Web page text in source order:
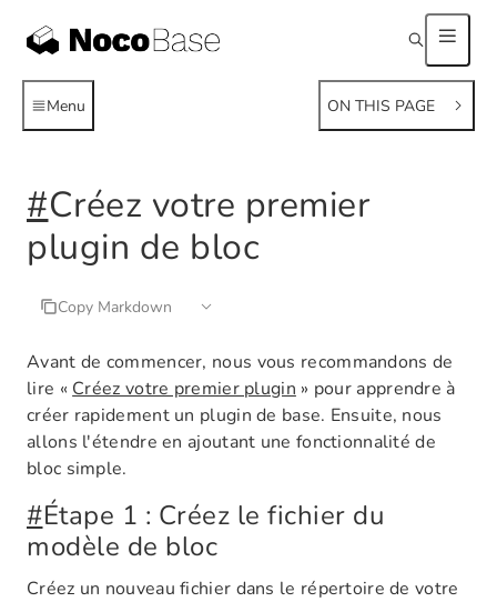
Menu ON THIS PAGE
#Créez votre premier
plugin de bloc
Copy Markdown
Avant de commencer, nous vous recommandons de
lire « Créez votre premier plugin » pour apprendre à
créer rapidement un plugin de base. Ensuite, nous
allons l'étendre en ajoutant une fonctionnalité de
bloc simple.
#Étape 1 : Créez le fichier du
modèle de bloc
Créez un nouveau fichier dans le répertoire de votre